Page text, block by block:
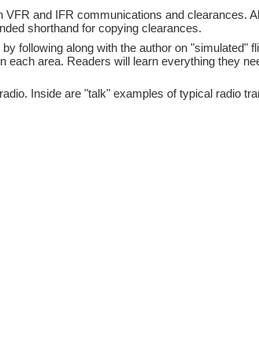
and IFR communications and clearances.
shorthand for copying clearances.
following along with the author on "simulated"
area. Readers will learn everything they
Inside are "talk" examples of typical radio